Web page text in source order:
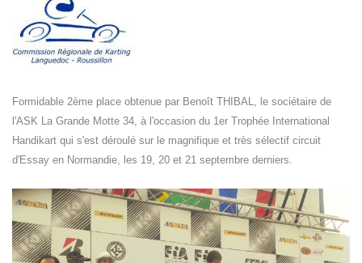
Formidable 2ème place obtenue par Benoît THIBAL, le sociétaire de
l'ASK La Grande Motte 34, à l'occasion du 1er Trophée International
Handikart qui s'est déroulé sur le magnifique et très sélectif circuit
d'Essay en Normandie, les 19, 20 et 21 septembre derniers.